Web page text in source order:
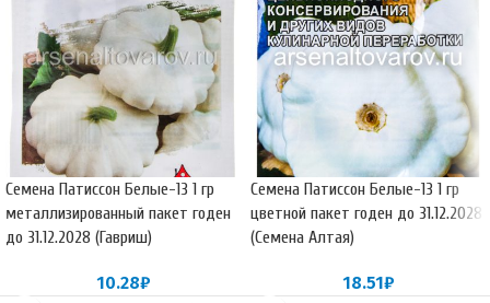
Семена Патиссон Белые-13 1 гр
металлизированный пакет годен
до 31.12.2028 (Гавриш)
10.28₽
Семена Патиссон Белые-13 1 гр
цветной пакет годен до 31.12.2028
(Семена Алтая)
18.51₽